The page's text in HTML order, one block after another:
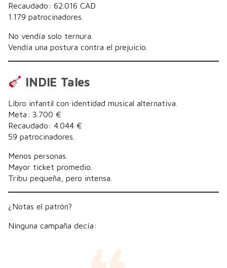
Recaudado: 62.016 CAD
1.179 patrocinadores.
No vendía solo ternura.
Vendía una postura contra el prejuicio.
INDIE Tales
Libro infantil con identidad musical alternativa.
Meta: 3.700 €
Recaudado: 4.044 €
59 patrocinadores.
Menos personas.
Mayor ticket promedio.
Tribu pequeña, pero intensa.
¿Notas el patrón?
Ninguna campaña decía: